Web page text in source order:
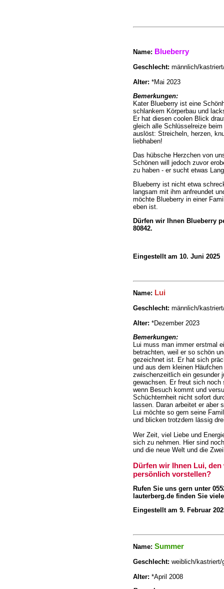
Name: Blueberry
Geschlecht: männlich/
Alter: *Mai 2023
Bemerkungen:
Kater Blueberry ist eine
schlankem Körperbau und
Er hat diesen coolen Blick
gleich alle Schlüsselreize beim
auslöst: Streicheln, herzen,
liebhaben!
Das hübsche Herzchen von
Schönen will jedoch zuvor
zu haben - er sucht etwas
Blueberry ist nicht etwa
langsam mit ihm anfreundet
möchte Blueberry in einer
eben ist.
Dürfen wir Ihnen Blueberry
80842.
Eingestellt am 10. Juni 2025
Name: Lui
Geschlecht: männlich/
Alter: *Dezember 2023
Bemerkungen:
Lui muss man immer erstmal
betrachten, weil er so schön
gezeichnet ist. Er hat sich
und aus dem kleinen
zwischenzeitlich ein gesunder
gewachsen. Er freut sich noch
wenn Besuch kommt und
Schüchternheit nicht sofort
lassen. Daran arbeitet er aber
Lui möchte so gern seine
und blicken trotzdem lässig
Wer Zeit, viel Liebe und
sich zu nehmen. Hier sind
und die neue Welt und die
Dürfen wir Ihnen Lui,
persönlich vorstellen?
Rufen Sie uns gern unter
lauterberg.de finden Sie
Eingestellt am 9. Februar
Name: Summer
Geschlecht: weiblich/
Alter: *April 2008